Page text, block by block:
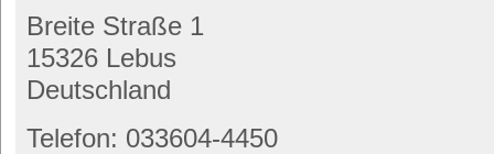
Breite Straße 1
15326 Lebus
Deutschland
Telefon: 033604-4450